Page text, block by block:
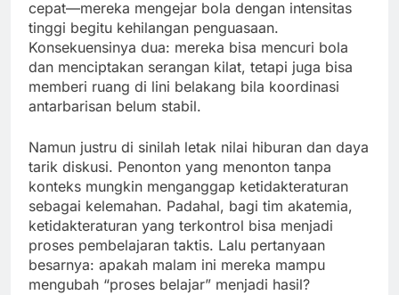
cepat—mereka mengejar bola dengan intensitas
tinggi begitu kehilangan penguasaan.
Konsekuensinya dua: mereka bisa mencuri bola
dan menciptakan serangan kilat, tetapi juga bisa
memberi ruang di lini belakang bila koordinasi
antarbarisan belum stabil.
Namun justru di sinilah letak nilai hiburan dan daya
tarik diskusi. Penonton yang menonton tanpa
konteks mungkin menganggap ketidakteraturan
sebagai kelemahan. Padahal, bagi tim akatemia,
ketidakteraturan yang terkontrol bisa menjadi
proses pembelajaran taktis. Lalu pertanyaan
besarnya: apakah malam ini mereka mampu
mengubah “proses belajar” menjadi hasil?